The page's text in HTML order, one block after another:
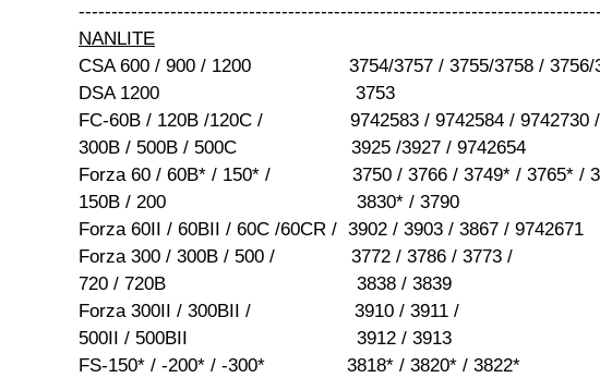
NANLITE
CSA 600 / 900 / 1200 3754/3757 / 3755/3758 / 3756/
DSA 1200 3753
FC-60B / 120B /120C / 9742583 / 9742584 / 9742730 /
300B / 500B / 500C 3925 /3927 / 9742654
Forza 60 / 60B* / 150* / 3750 / 3766 / 3749* / 3765* /
150B / 200 3830* / 3790
Forza 60II / 60BII / 60C /60CR / 3902 / 3903 / 3867 / 9742671
Forza 300 / 300B / 500 / 3772 / 3786 / 3773 /
720 / 720B 3838 / 3839
Forza 300II / 300BII / 3910 / 3911 /
500II / 500BII 3912 / 3913
FS-150* / -200* / -300* 3818* / 3820* / 3822*